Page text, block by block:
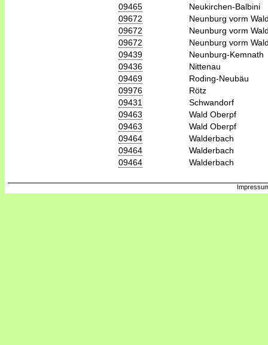
09465
Neukirchen-Balbini
09672
Neunburg vorm
09672
Neunburg vorm
09672
Neunburg vorm
09439
Neunburg-Kemnath
09436
Nittenau
09469
Roding-Neubäu
09976
Rötz
09431
Schwandorf
09463
Wald Oberpf
09463
Wald Oberpf
09464
Walderbach
09464
Walderbach
09464
Walderbach